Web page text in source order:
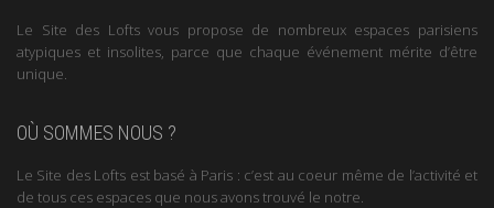
Le Site des Lofts vous propose de nombreux espaces parisiens
atypiques et insolites, parce que chaque événement mérite d’être
unique.
OÙ SOMMES NOUS ?
Le Site des Lofts est basé à Paris : c’est au coeur même de l’activité et
de tous ces espaces que nous avons trouvé le notre.